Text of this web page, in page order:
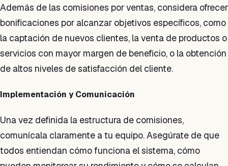
Además de las comisiones por ventas, considera ofrecer
bonificaciones por alcanzar objetivos específicos, como
la captación de nuevos clientes, la venta de productos o
servicios con mayor margen de beneficio, o la obtención
de altos niveles de satisfacción del cliente.
Implementación y Comunicación
Una vez definida la estructura de comisiones,
comunícala claramente a tu equipo. Asegúrate de que
todos entiendan cómo funciona el sistema, cómo